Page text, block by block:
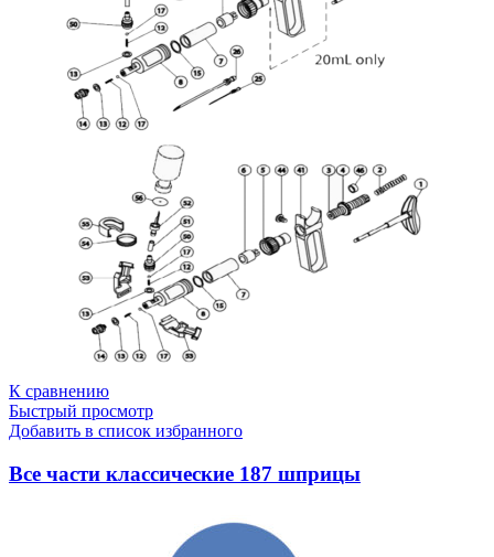
К сравнению
Быстрый просмотр
Добавить в список избранного
Все части классические 187 шприцы